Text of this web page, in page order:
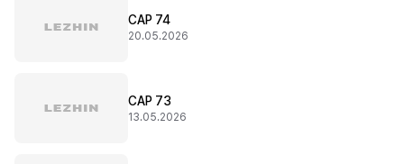
CAP 74
20.05.2026
CAP 73
13.05.2026